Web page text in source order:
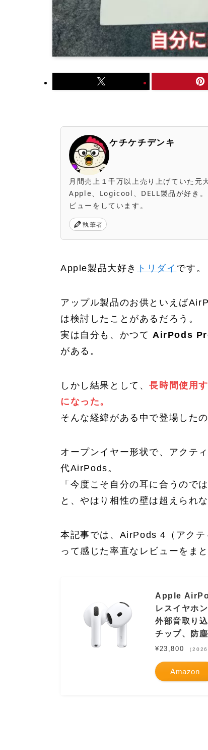
ケチケチデンキ
月間売上１千万以上売り上げていた
Apple、Logicool、DELL製品が好き。
ビューをしています。
執筆者
Apple製品大好き トリダイ です。
アップル製品のお供といえば
は検討したことがあるだろう。
実は自分も、かつて AirPods
がある。
しかし結果として、長時間使用
になった。
そんな経緯がある中で登場した
オープンイヤー形状で、アクテ
代AirPods。
「今度こそ自分の耳に合うので
と、やはり相性の壁は超えられな
本記事では、AirPods 4（アク
って感じた率直なレビューをまと
Apple
レスイヤホ
外部音取り
チップ、防
¥23,800 （
Amazon